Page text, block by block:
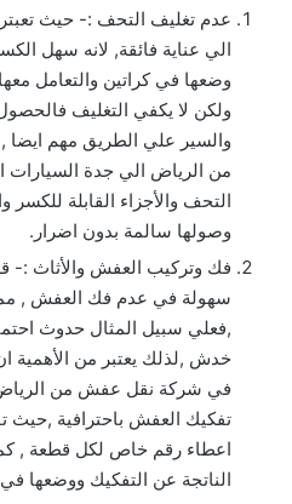
عدم تغليف التحف :- حيث
الي عناية فائقة, لانه سهل
وضعها في كراتين والتعامل
ولكن لا يكفي التغليف
والسير علي الطريق مهم
من الرياض الي جدة
التحف والأجزاء القابلة
وصولها سالمة بدون اضرار.
فك وتركيب العفش والأثاث :-
سهولة في عدم فك العفش ,
,فعلي سبيل المثال حدوث
خدش ,لذلك يعتبر من الأهمية
في شركة نقل عفش من الرياض
تفكيك العفش باحترافية
اعطاء رقم خاص لكل قطعة , كما
الناتجة عن التفكيك ووضعها